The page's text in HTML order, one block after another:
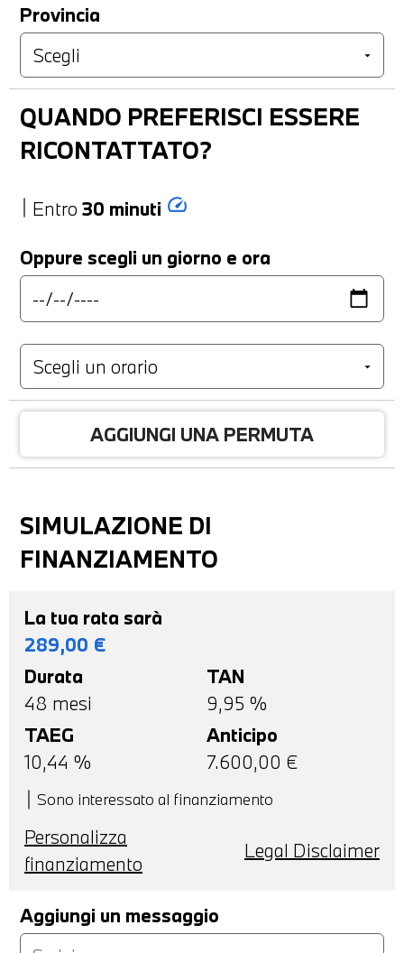
Provincia
QUANDO PREFERISCI ESSERE
RICONTATTATO?
Entro 30 minuti speed
Oppure scegli un giorno e ora
AGGIUNGI UNA PERMUTA
SIMULAZIONE DI
FINANZIAMENTO
La tua rata sarà
289,00 €
Durata
48 mesi
TAN
9,95 %
TAEG
10,44 %
Anticipo
7.600,00 €
Sono interessato al finanziamento
Personalizza
finanziamento
Legal Disclaimer
Aggiungi un messaggio